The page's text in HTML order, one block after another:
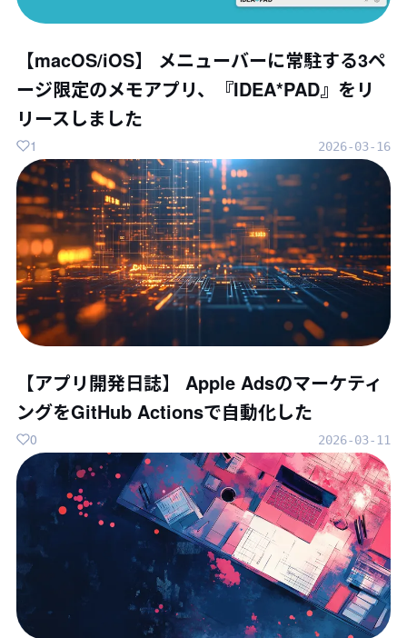
【macOS/iOS】 メニューバーに常駐する3ペ
ージ限定のメモアプリ、『IDEA*PAD』をリ
リースしました
2026-03-16
1
【アプリ開発日誌】 Apple Adsのマーケティ
ングをGitHub Actionsで自動化した
2026-03-11
0